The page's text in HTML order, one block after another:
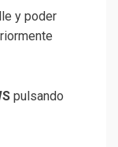
y poder
pulsando